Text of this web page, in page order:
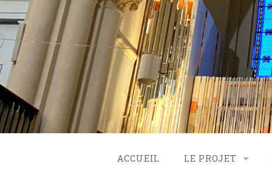
to
content
ACCUEIL LE PROJET